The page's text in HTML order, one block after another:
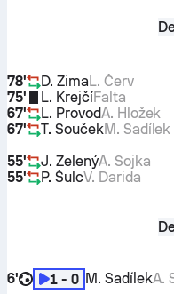
78'
D. ZimaL. Červ
75'
L. KrejčíFalta
67'
L. ProvodA. Hložek
67'
T. SoučekM. Sadílek
55'
J. ZelenýA. Sojka
55'
P. ŠulcV. Darida
6'
1 - 0 M. SadílekA.